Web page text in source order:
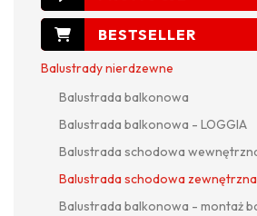
Balustrady nierdzewne
Balustrada balkonowa
Balustrada balkonowa - LOGGIA
Balustrada schodowa
Balustrada schodowa zewnętrzna
Balustrada balkonowa - montaż